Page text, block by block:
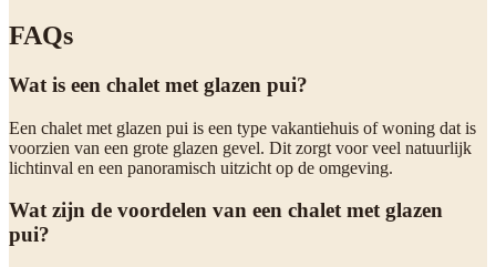
FAQs
Wat is een chalet met glazen pui?
Een chalet met glazen pui is een type vakantiehuis of woning dat is
voorzien van een grote glazen gevel. Dit zorgt voor veel natuurlijk
lichtinval en een panoramisch uitzicht op de omgeving.
Wat zijn de voordelen van een chalet met glazen
pui?